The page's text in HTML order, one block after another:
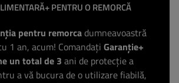
PENTRU O REMORCĂ
pentru remorcadumneavoastră
1 an, acum! Comandați Garanție+
un total de 3 ani de protecție a
a vă bucura de o utilizare fiabilă,